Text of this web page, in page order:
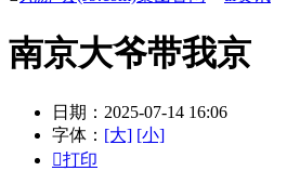
南京大爷带我京
日期：2025-07-14 16:06
字体： [大] [小]
打印